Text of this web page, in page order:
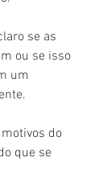
se as
ou se isso
um
do
que se